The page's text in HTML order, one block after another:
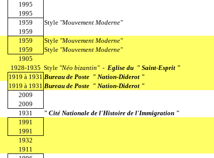
1995
1995
1959 Style "Mouvement Moderne"
1959
1959 Style "Mouvement Moderne"
1959 Style "Mouvement Moderne"
1905
1928-1935 Style "Néo bizantin"- Eglise du " Saint-Esprit "
1919 à 1931 Bureau de Poste " Nation-Diderot "
1919 à 1931 Bureau de Poste " Nation-Diderot "
2009
2009
1931
" Cité Nationale de l'Histoire de l'Immigration "
1991
1991
1932
1911